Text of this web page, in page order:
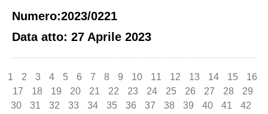
Numero:2023/0221
Data atto: 27 Aprile 2023
1 2 3 4 5 6 7 8 9 10 11 12 13 14 15
16
17
18 19 20 21 22 23 24 25 26 27 28
29
30
31 32 33 34 35 36 37 38 39 40 41
42